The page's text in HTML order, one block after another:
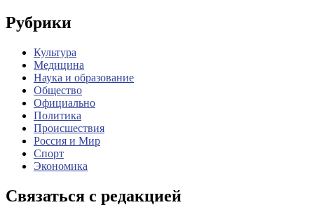
Рубрики
Культура
Медицина
Наука и образование
Общество
Официально
Политика
Происшествия
Россия и Мир
Спорт
Экономика
Связаться с редакцией